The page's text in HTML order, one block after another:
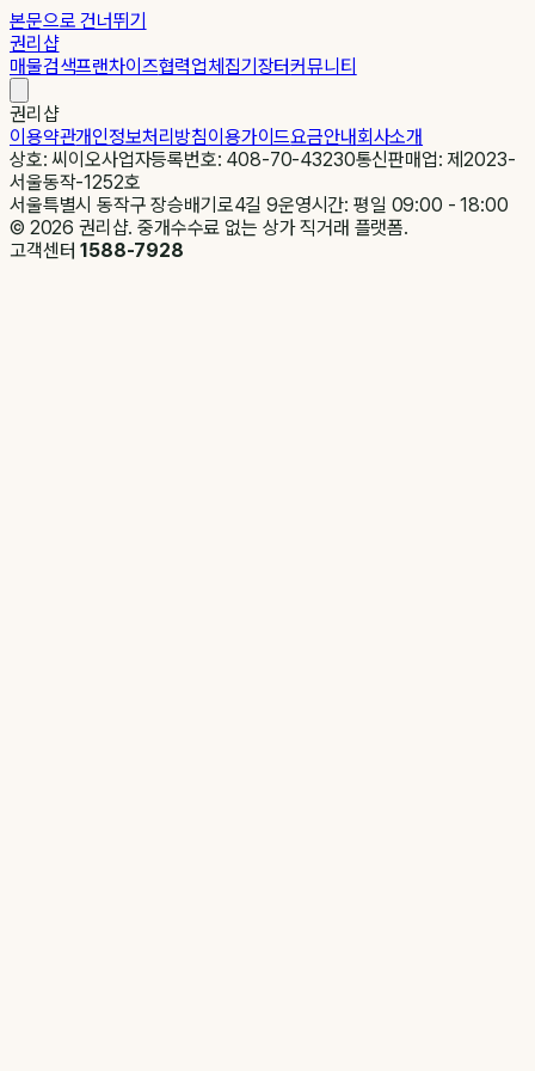
본문으로 건너뛰기
권리샵
매물검색프랜차이즈협력업체집기장터커뮤니티
권리샵
이용약관개인정보처리방침이용가이드요금안내회사소개
상호: 씨이오사업자등록번호: 408-70-43230통신판매업: 제2023-
서울동작-1252호
서울특별시 동작구 장승배기로4길 9운영시간: 평일 09:00 - 18:00
© 2026 권리샵. 중개수수료 없는 상가 직거래 플랫폼.
고객센터1588-7928